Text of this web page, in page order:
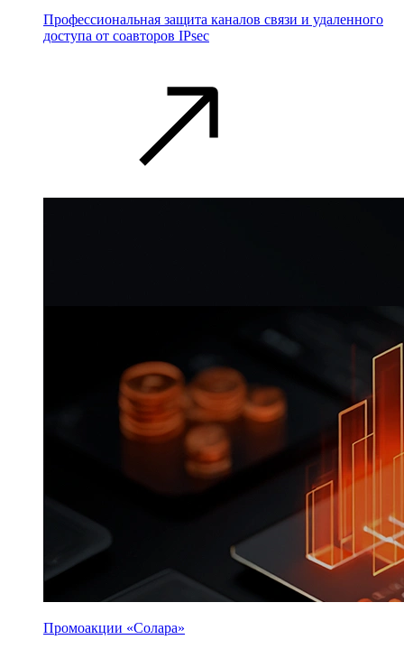
Профессиональная защита каналов связи и удаленного
доступа от соавторов IPsec
Промоакции «Солара»